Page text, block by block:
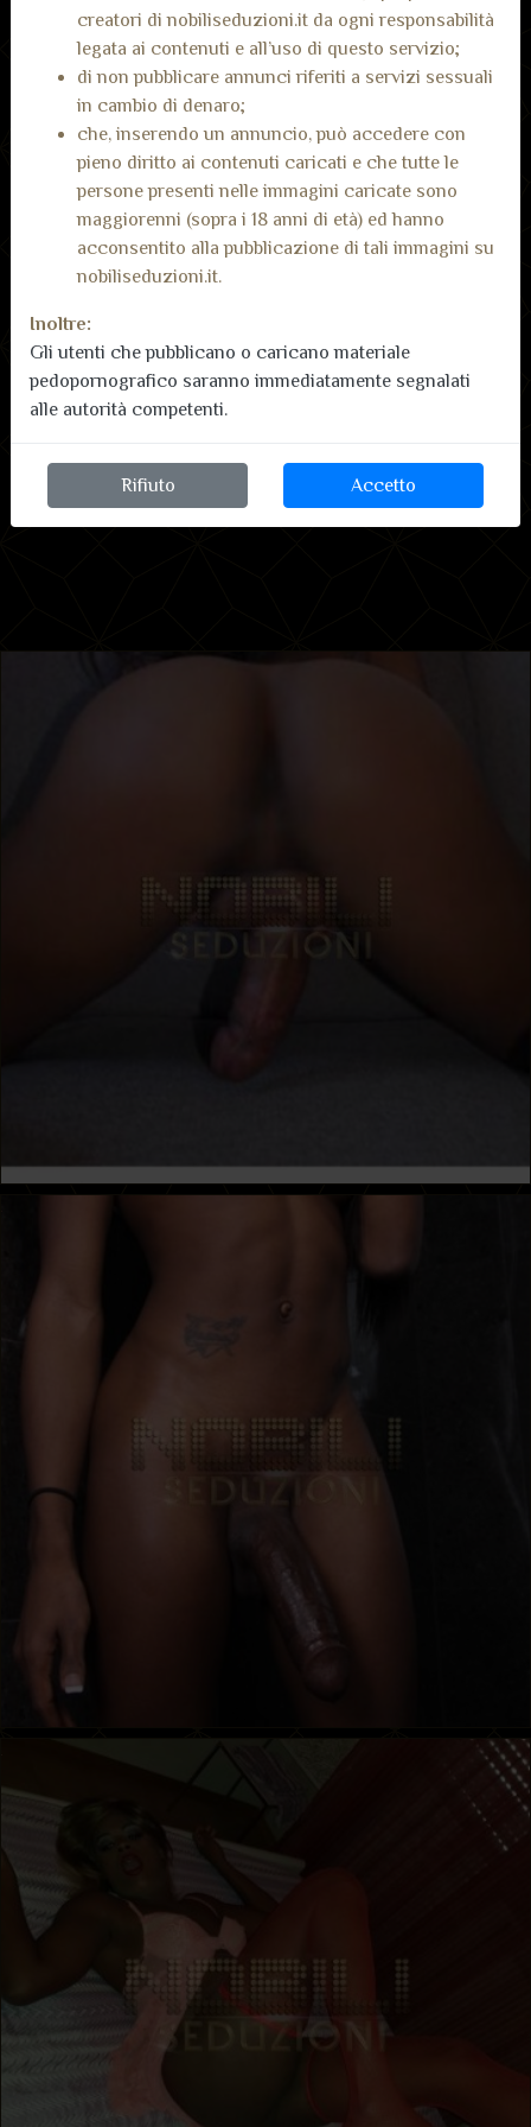
Message
Visualizza telefono
Invia messaggio Whatsapp
Inserisci recensione
Recensioni dai nostri
Non ci sono ancora recensioni.
creatori di nobiliseduzioni.it da ogni responsabilità
legata ai contenuti e all’uso di questo servizio;
di non pubblicare annunci riferiti a servizi sessuali
in cambio di denaro;
che, inserendo un annuncio, può accedere con
pieno diritto ai contenuti caricati e che tutte le
persone presenti nelle immagini caricate sono
maggiorenni (sopra i 18 anni di età) ed hanno
acconsentito alla pubblicazione di tali immagini su
nobiliseduzioni.it.
Inoltre:
Gli utenti che pubblicano o caricano materiale
pedopornografico saranno immediatamente segnalati
alle autorità competenti.
Rifiuto Accetto